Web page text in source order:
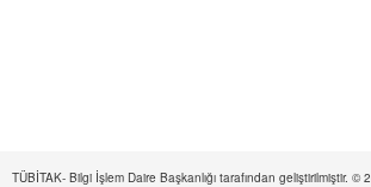
TÜBİTAK- Bilgi İşlem Daire Başkanlığı tarafından geliştirilmiştir. ©